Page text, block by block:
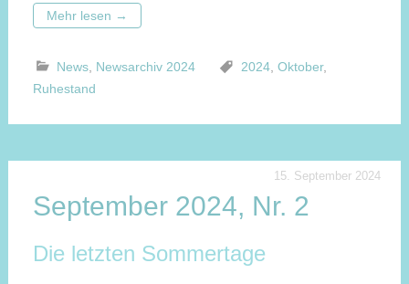
Mehr lesen →
News, Newsarchiv 2024 2024, Oktober,
Ruhestand
15. September 2024
September 2024, Nr. 2
Die letzten Sommertage